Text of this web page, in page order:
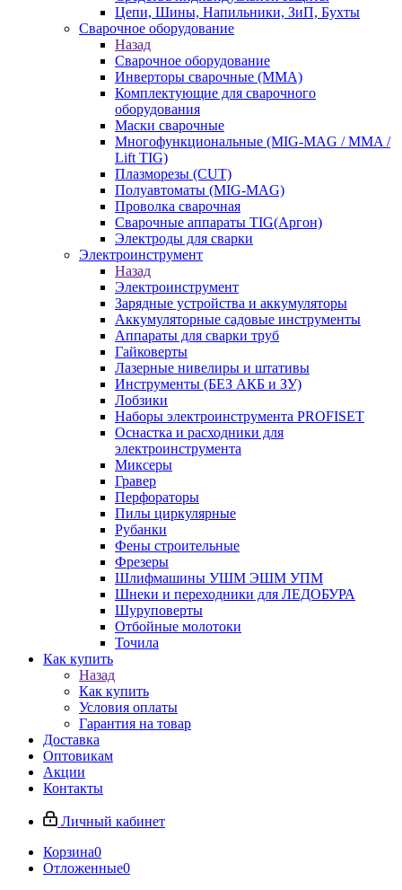
Цепи, Шины, Напильники, ЗиП, Бухты
Сварочное оборудование
Назад
Сварочное оборудование
Инверторы сварочные (ММА)
Комплектующие для сварочного
оборудования
Маски сварочные
Многофункциональные (MIG-MAG / MMA /
Lift TIG)
Плазморезы (CUT)
Полуавтоматы (МIG-MAG)
Проволка сварочная
Сварочные аппараты TIG(Аргон)
Электроды для сварки
Электроинструмент
Назад
Электроинструмент
Зарядные устройства и аккумуляторы
Аккумуляторные садовые инструменты
Аппараты для сварки труб
Гайковерты
Лазерные нивелиры и штативы
Инструменты (БЕЗ АКБ и ЗУ)
Лобзики
Наборы электроинструмента PROFISET
Оснастка и расходники для
электроинструмента
Миксеры
Гравер
Перфораторы
Пилы циркулярные
Рубанки
Фены строительные
Фрезеры
Шлифмашины УШМ ЭШМ УПМ
Шнеки и переходники для ЛЕДОБУРА
Шуруповерты
Отбойные молотоки
Точила
Как купить
Назад
Как купить
Условия оплаты
Гарантия на товар
Доставка
Оптовикам
Акции
Контакты
Личный кабинет
Корзина0
Отложенные0